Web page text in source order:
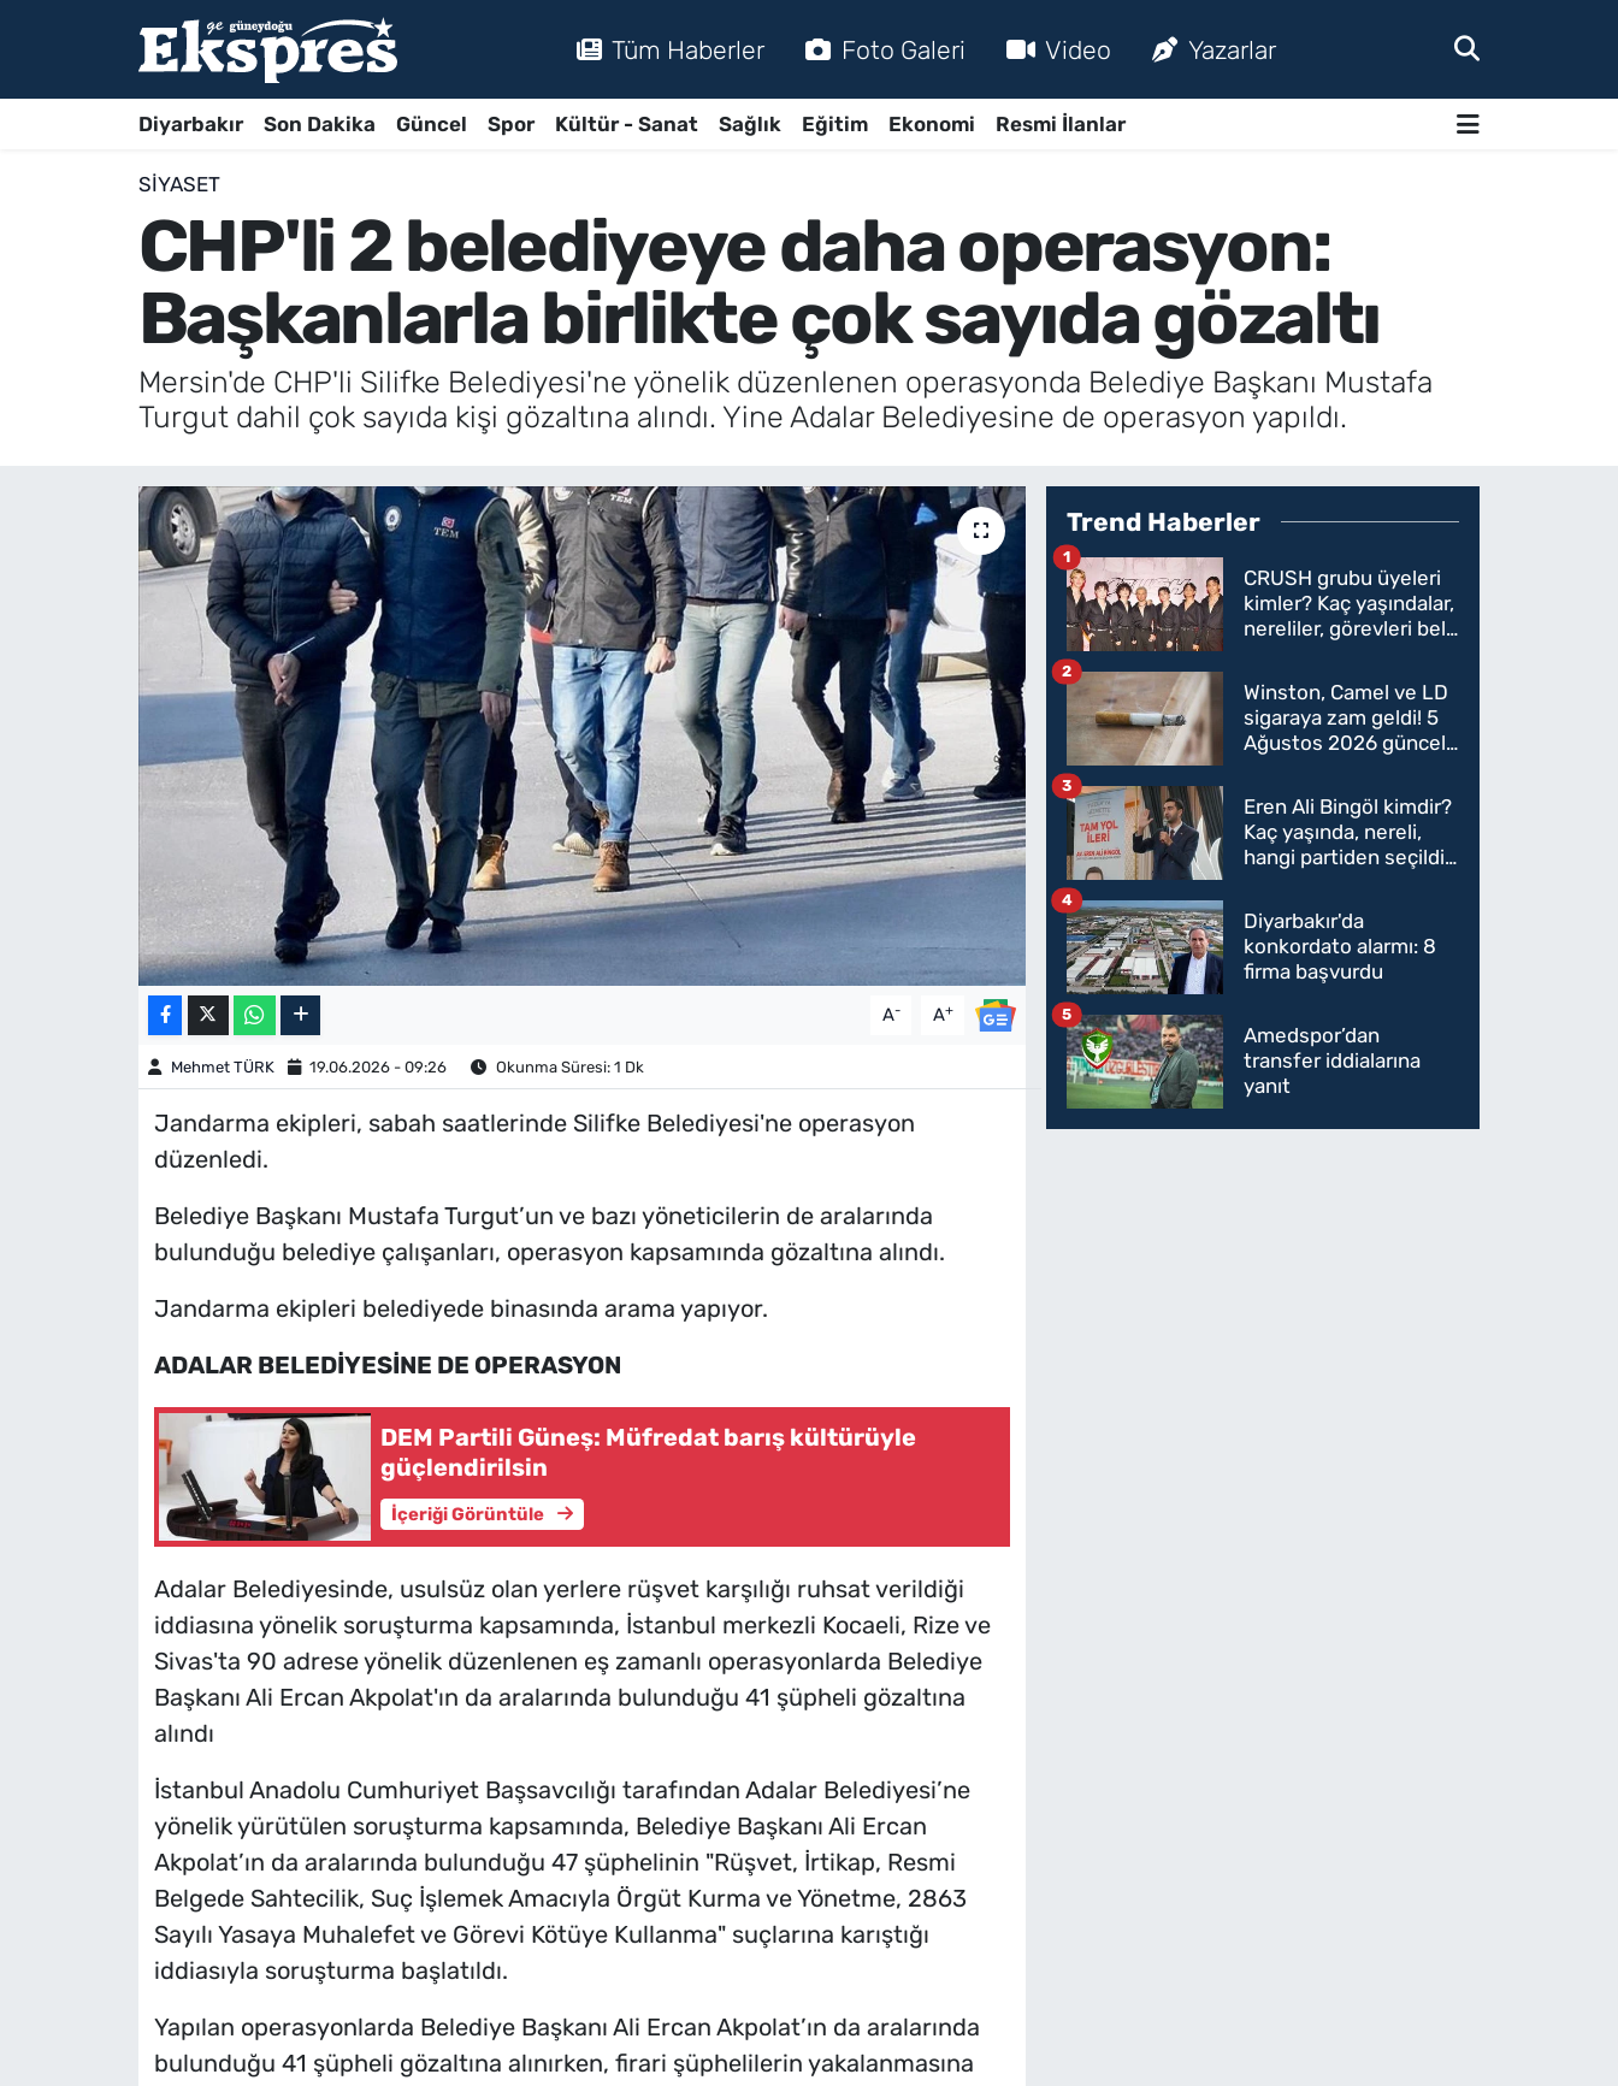
Tüm Haberler Foto Galeri Video Yazarlar
Diyarbakır Son Dakika Güncel Spor Kültür - Sanat Sağlık Eğitim Ekonomi Resmi İlanlar
SIYASET
CHP'li 2 belediyeye daha operasyon:
Başkanlarla birlikte çok sayıda gözaltı
Mersin'de CHP'li Silifke Belediyesi'ne yönelik düzenlenen operasyonda Belediye Başkanı Mustafa
Turgut dahil çok sayıda kişi gözaltına alındı. Yine Adalar Belediyesine de operasyon yapıldı.
A- A+
Mehmet TÜRK 19.06.2026 - 09:26 Okunma Süresi: 1 Dk
Jandarma ekipleri, sabah saatlerinde Silifke Belediyesi'ne operasyon
düzenledi.
Belediye Başkanı Mustafa Turgut’un ve bazı yöneticilerin de aralarında
bulunduğu belediye çalışanları, operasyon kapsamında gözaltına alındı.
Jandarma ekipleri belediyede binasında arama yapıyor.
ADALAR BELEDİYESİNE DE OPERASYON
DEM Partili Güneş: Müfredat barış kültürüyle
güçlendirilsin
İçeriği Görüntüle
Adalar Belediyesinde, usulsüz olan yerlere rüşvet karşılığı ruhsat verildiği
iddiasına yönelik soruşturma kapsamında, İstanbul merkezli Kocaeli, Rize ve
Sivas'ta 90 adrese yönelik düzenlenen eş zamanlı operasyonlarda Belediye
Başkanı Ali Ercan Akpolat'ın da aralarında bulunduğu 41 şüpheli gözaltına
alındı
İstanbul Anadolu Cumhuriyet Başsavcılığı tarafından Adalar Belediyesi’ne
yönelik yürütülen soruşturma kapsamında, Belediye Başkanı Ali Ercan
Akpolat’ın da aralarında bulunduğu 47 şüphelinin "Rüşvet, İrtikap, Resmi
Belgede Sahtecilik, Suç İşlemek Amacıyla Örgüt Kurma ve Yönetme, 2863
Sayılı Yasaya Muhalefet ve Görevi Kötüye Kullanma" suçlarına karıştığı
iddiasıyla soruşturma başlatıldı.
Yapılan operasyonlarda Belediye Başkanı Ali Ercan Akpolat’ın da aralarında
bulunduğu 41 şüpheli gözaltına alınırken, firari şüphelilerin yakalanmasına
Trend Haberler
CRUSH grubu üyeleri
kimler? Kaç yaşındalar,
nereliler, görevleri belli
1
Winston, Camel ve LD
sigaraya zam geldi! 5
Ağustos 2026 güncel
oldu
2
Eren Ali Bingöl kimdir?
Kaç yaşında, nereli,
hangi partiden seçildi?
Parti'ye mi geçecek?
3
Diyarbakır'da
konkordato alarmı: 8
firma başvurdu
4
Amedspor’dan
transfer iddialarına
yanıt
5